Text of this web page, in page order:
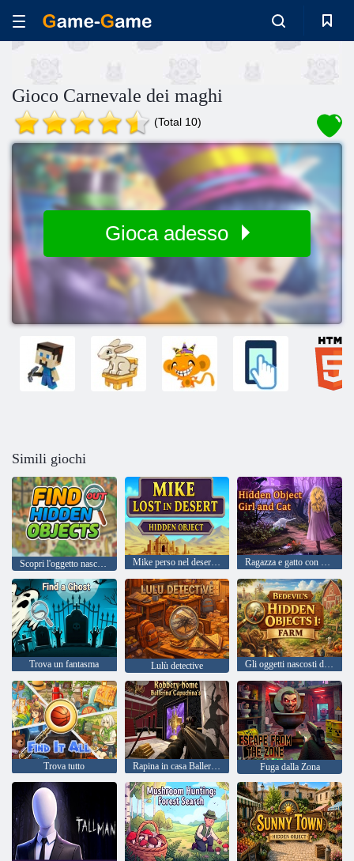
Gioco Carnevale dei maghi
(Total 10)
Gioca adesso
Simili giochi
Scopri l'oggetto nascosto Mike perso nel deserto Oggetti nascosti Ragazza e gatto con oggetti nascosti
Trova un fantasma Lulù detective Gli oggetti nascosti di Bedevil 1: Fattoria
Trova tutto Rapina in casa Ballerina Capuchina Fuga dalla Zona